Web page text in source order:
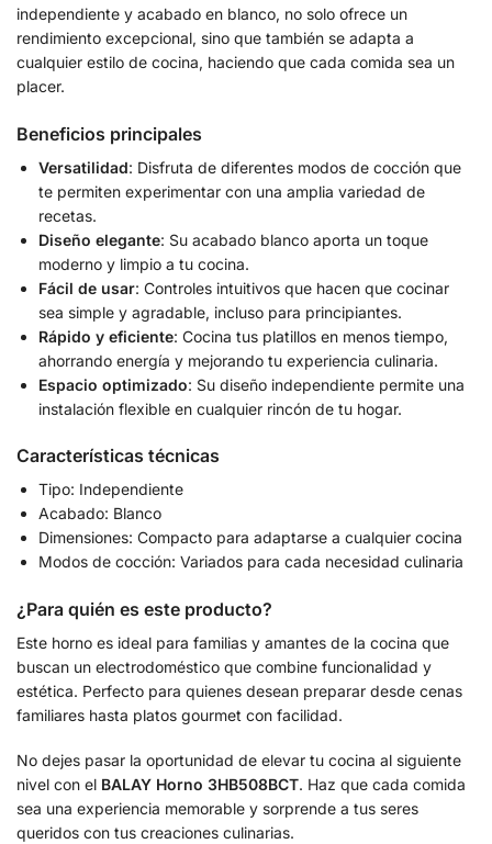
independiente y acabado en blanco, no solo ofrece un
rendimiento excepcional, sino que también se adapta a
cualquier estilo de cocina, haciendo que cada comida sea un
placer.
Beneficios principales
Versatilidad: Disfruta de diferentes modos de cocción que
te permiten experimentar con una amplia variedad de
recetas.
Diseño elegante: Su acabado blanco aporta un toque
moderno y limpio a tu cocina.
Fácil de usar: Controles intuitivos que hacen que cocinar
sea simple y agradable, incluso para principiantes.
Rápido y eficiente: Cocina tus platillos en menos tiempo,
ahorrando energía y mejorando tu experiencia culinaria.
Espacio optimizado: Su diseño independiente permite una
instalación flexible en cualquier rincón de tu hogar.
Características técnicas
Tipo: Independiente
Acabado: Blanco
Dimensiones: Compacto para adaptarse a cualquier cocina
Modos de cocción: Variados para cada necesidad culinaria
¿Para quién es este producto?
Este horno es ideal para familias y amantes de la cocina que
buscan un electrodoméstico que combine funcionalidad y
estética. Perfecto para quienes desean preparar desde cenas
familiares hasta platos gourmet con facilidad.
No dejes pasar la oportunidad de elevar tu cocina al siguiente
nivel con el BALAY Horno 3HB508BCT. Haz que cada comida
sea una experiencia memorable y sorprende a tus seres
queridos con tus creaciones culinarias.